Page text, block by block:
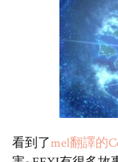
看到了mel翻譯的